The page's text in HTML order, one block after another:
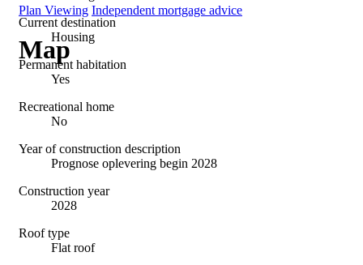
Current destination
Housing
Permanent habitation
Yes
Recreational home
No
Year of construction description
Prognose oplevering begin 2028
Construction year
2028
Roof type
Flat roof
Plan Viewing Independent mortgage advice
Map